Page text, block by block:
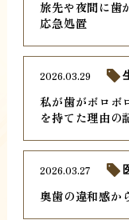
旅先や夜間に歯
応急処置
私が歯がボロボ
を持てた理由の
2026.03.29
奥歯の違和感か
2026.03.27